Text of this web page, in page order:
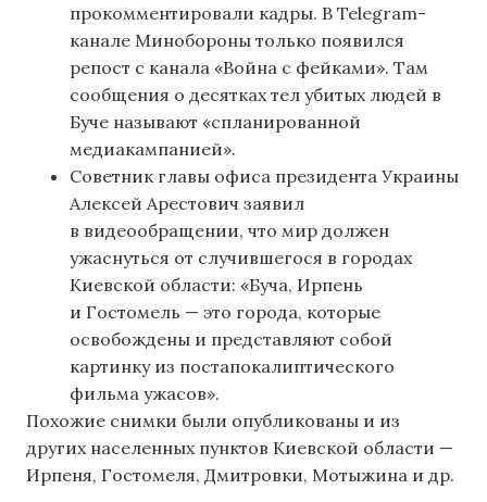
прокомментировали кадры. В Telegram-
канале Минобороны только появился
репост с канала «Война с фейками». Там
сообщения о десятках тел убитых людей в
Буче называют «спланированной
медиакампанией».
Советник главы офиса президента Украины
Алексей Арестович заявил
в видеообращении, что мир должен
ужаснуться от случившегося в городах
Киевской области: «Буча, Ирпень
и Гостомель — это города, которые
освобождены и представляют собой
картинку из постапокалиптического
фильма ужасов».
Похожие снимки были опубликованы и из
других населенных пунктов Киевской области —
Ирпеня, Гостомеля, Дмитровки, Мотыжина и др.